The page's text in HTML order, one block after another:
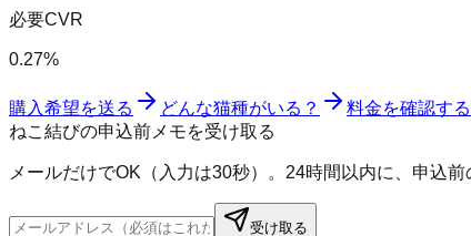
必要CVR
0.27%
購入希望を送る どんな猫種がいる？ 料金を確認する
ねこ結びの申込前メモを受け取る
メールだけでOK（入力は30秒）。24時間以内に、申込
受け取る